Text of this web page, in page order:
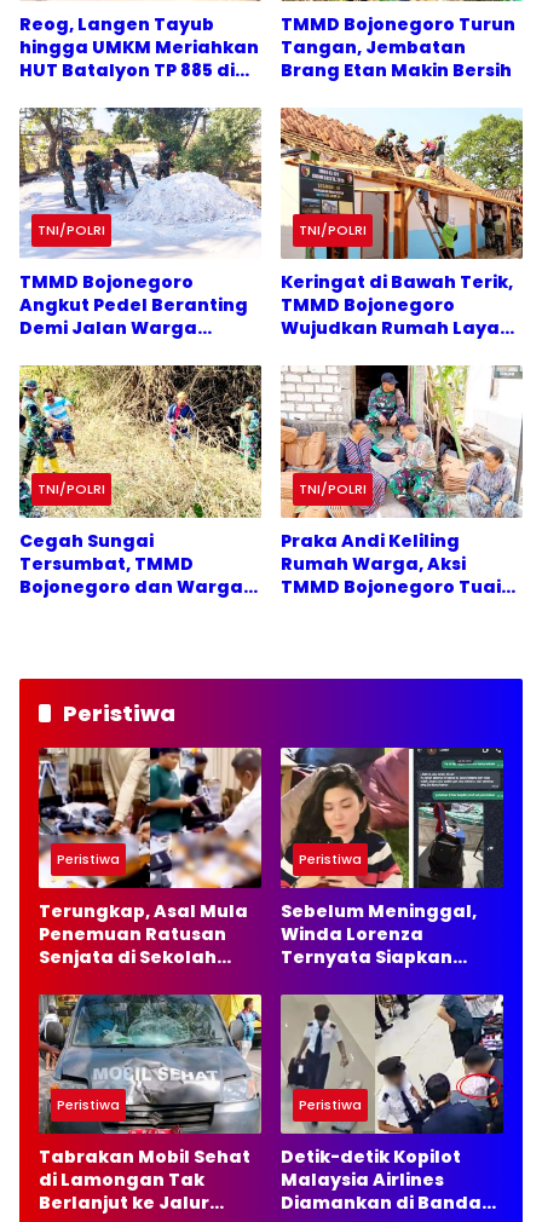
Reog, Langen Tayub
hingga UMKM Meriahkan
HUT Batalyon TP 885 di
TMMD Bojonegoro Turun
Tangan, Jembatan
Brang Etan Makin Bersih
TNI/POLRI
TMMD Bojonegoro
Angkut Pedel Beranting
Demi Jalan Warga
TNI/POLRI
Keringat di Bawah Terik,
TMMD Bojonegoro
Wujudkan Rumah Layak
TNI/POLRI
Cegah Sungai
Tersumbat, TMMD
Bojonegoro dan Warga
TNI/POLRI
Praka Andi Keliling
Rumah Warga, Aksi
TMMD Bojonegoro Tuai
Peristiwa
Peristiwa
Terungkap, Asal Mula
Penemuan Ratusan
Senjata di Sekolah
Selatan
Peristiwa
Sebelum Meninggal,
Winda Lorenza
Ternyata Siapkan
Ingin Bangun Usaha
Peristiwa
Tabrakan Mobil Sehat
di Lamongan Tak
Berlanjut ke Jalur
Peristiwa
Detik-detik Kopilot
Malaysia Airlines
Diamankan di Bandara